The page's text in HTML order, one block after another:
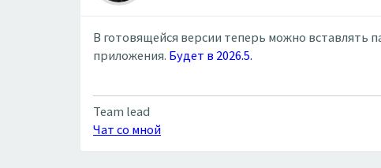
В готовящейся версии теперь можно вставлять
приложения. Будет в 2026.5.
Team lead
Чат со мной